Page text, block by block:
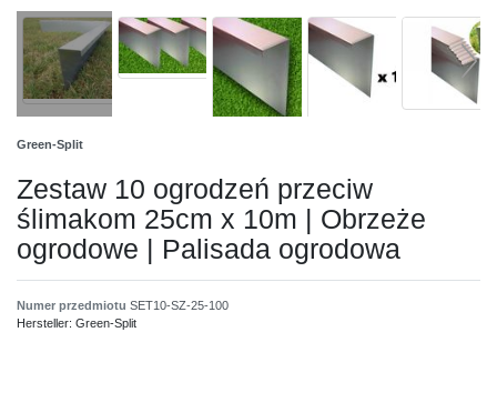
Green-Split
Zestaw 10 ogrodzeń przeciw
ślimakom 25cm х 10m | Obrzeże
ogrodowe | Palisada ogrodowa
Numer przedmiotu SET10-SZ-25-100
Hersteller: Green-Split